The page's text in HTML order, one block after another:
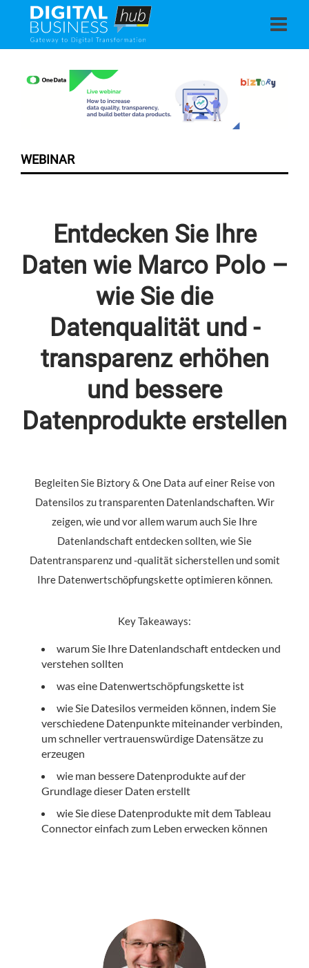
WEBINAR
Entdecken Sie Ihre
Daten wie Marco Polo –
wie Sie die
Datenqualität und -
transparenz erhöhen
und bessere
Datenprodukte erstellen
Begleiten Sie Biztory & One Data auf einer Reise von
Datensilos zu transparenten Datenlandschaften. Wir
zeigen, wie und vor allem warum auch Sie Ihre
Datenlandschaft entdecken sollten, wie Sie
Datentransparenz und -qualität sicherstellen und somit
Ihre Datenwertschöpfungskette optimieren können.
Key Takeaways:
warum Sie Ihre Datenlandschaft entdecken und
verstehen sollten
was eine Datenwertschöpfungskette ist
wie Sie Datesilos vermeiden können, indem Sie
verschiedene Datenpunkte miteinander verbinden,
um schneller vertrauenswürdige Datensätze zu
erzeugen
wie man bessere Datenprodukte auf der
Grundlage dieser Daten erstellt
wie Sie diese Datenprodukte mit dem Tableau
Connector einfach zum Leben erwecken können